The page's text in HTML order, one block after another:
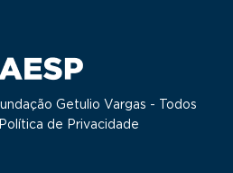
Getulio Vargas - Todos
Política de Privacidade